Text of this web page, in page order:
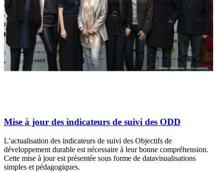
Mise à jour des indicateurs de suivi des ODD
L’actualisation des indicateurs de suivi des Objectifs de
développement durable est nécessaire à leur bonne compréhension.
Cette mise à jour est présentée sous forme de datavisualisations
simples et pédagogiques.